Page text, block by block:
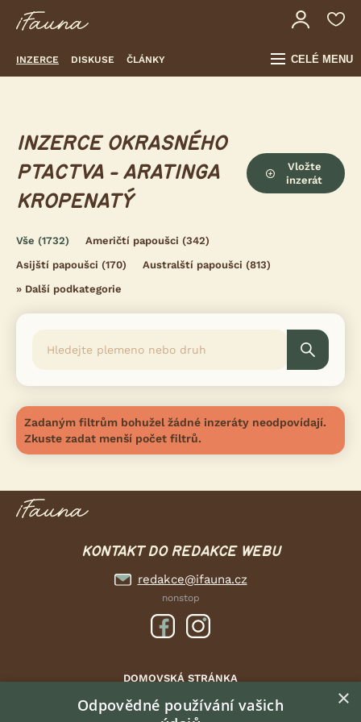
INZERCE DISKUSE ČLÁNKY CELÉ MENU
INZERCE OKRASNÉHO
PTACTVA - ARATINGA
KROPENATÝ
Vložte
inzerát
Vše (1732) Američtí papoušci (342)
Asijští papoušci (170) Australští papoušci (813)
» Další podkategorie
Zadaným filtrům bohužel žádné inzeráty neodpovídají.
Zkuste zadat menší počet filtrů.
KONTAKT DO REDAKCE WEBU
redakce@ifauna.cz
nonstop
DOMOVSKÁ STRÁNKA
INZERCE
×
Odpovědné používání vašich